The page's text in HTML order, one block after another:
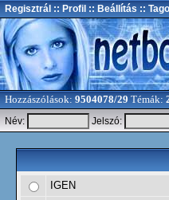
Regisztrál :: Profil :: Beállítás ::
Hozzászólások: 9504078/29 Témák:
Név:
Jelszó:
IGEN